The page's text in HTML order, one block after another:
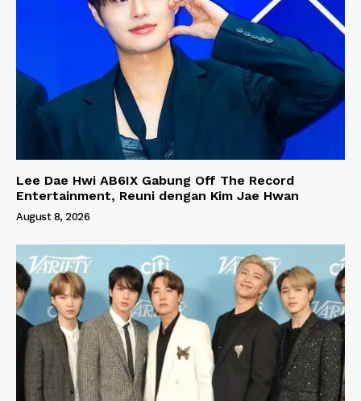
Lee Dae Hwi AB6IX Gabung Off The Record
Entertainment, Reuni dengan Kim Jae Hwan
August 8, 2026